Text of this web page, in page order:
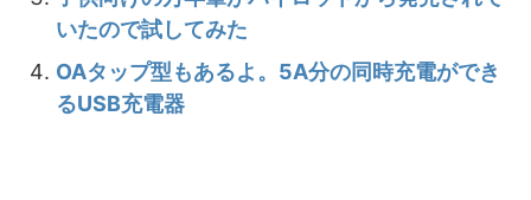
いたので試してみた
OAタップ型もあるよ。5A分の同時充電ができ
るUSB充電器